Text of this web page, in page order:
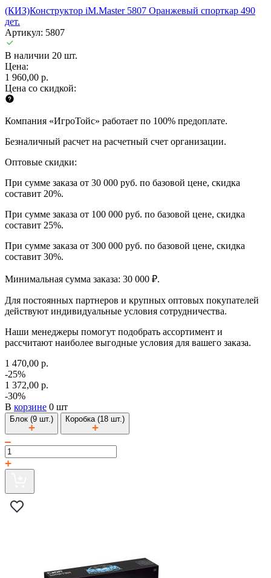
(КИЗ)Конструктор iM.Master 5807 Оранжевый спорткар 490
дет.
Артикул: 5807
В наличии 20 шт.
Цена:
1 960,00 р.
Цена со скидкой:
Компания «ИгроТойс» работает по 100% предоплате.
Безналичный расчет на расчетный счет организации.
Оптовые скидки:
При сумме заказа от 30 000 руб. по базовой цене, скидка
составит 20%.
При сумме заказа от 100 000 руб. по базовой цене, скидка
составит 25%.
При сумме заказа от 300 000 руб. по базовой цене, скидка
составит 30%.
Минимальная сумма заказа: 30 000 ₽.
Для постоянных партнеров и крупных оптовых покупателей
действуют индивидуальные условия сотрудничества.
Наши менеджеры помогут подобрать ассортимент и
рассчитают наиболее выгодные условия для вашего заказа.
1 470,00 р.
-25%
1 372,00 р.
-30%
В корзине 0 шт
Блок (9 шт.) Коробка (18 шт.)